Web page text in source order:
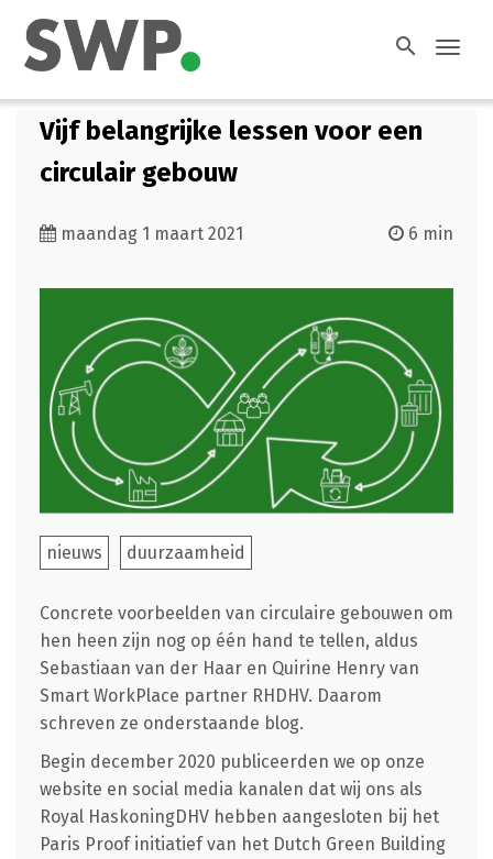
search
Vijf belangrijke lessen voor een
circulair gebouw
maandag 1 maart 2021 6 min
nieuws duurzaamheid
Concrete voorbeelden van circulaire gebouwen om
hen heen zijn nog op één hand te tellen, aldus
Sebastiaan van der Haar en Quirine Henry van
Smart WorkPlace partner RHDHV. Daarom
schreven ze onderstaande blog.
Begin december 2020 publiceerden we op onze
website en social media kanalen dat wij ons als
Royal HaskoningDHV hebben aangesloten bij het
Paris Proof initiatief van het Dutch Green Building